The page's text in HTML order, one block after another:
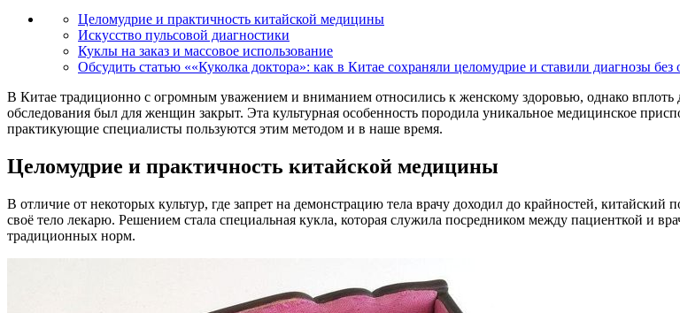
Целомудрие и практичность китайской медицины
Искусство пульсовой диагностики
Куклы на заказ и массовое использование
Обсудить статью ««Куколка доктора»: как в Китае сохраняли целомудрие и ставили диагнозы без
В Китае традиционно с огромным уважением и вниманием относились к женскому здоровью, однако
обследования был для женщин закрыт. Эта культурная особенность породила уникальное медицинское
практикующие специалисты пользуются этим методом и в наше время.
Целомудрие и практичность китайской медицины
В отличие от некоторых культур, где запрет на демонстрацию тела врачу доходил до крайностей,
своё тело лекарю. Решением стала специальная кукла, которая служила посредником между пациенткой и
традиционных норм.